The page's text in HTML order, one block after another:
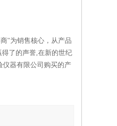
"为销售核心，从产品
了的声誉,在新的世纪
仪器有限公司购买的产